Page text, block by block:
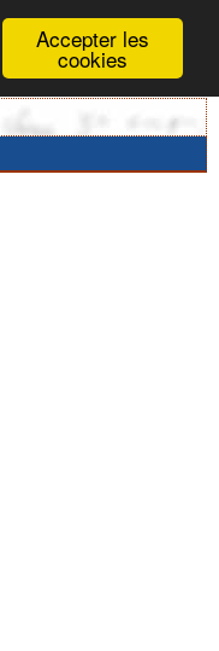
Accepter les
cookies